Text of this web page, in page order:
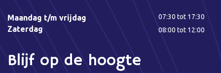
Maandag t/m vrijdag
Zaterdag
07:30 tot 17:30
08:00 tot 12:00
Blijf op de hoogte